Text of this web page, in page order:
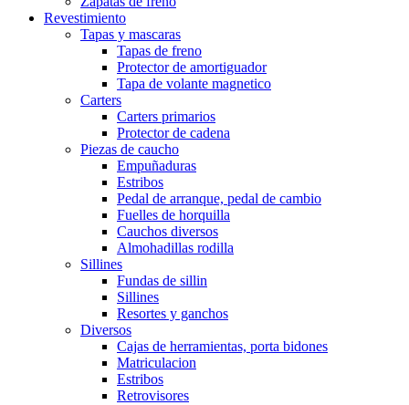
Revestimiento
Tapas y mascaras
Tapas de freno
Protector de amortiguador
Tapa de volante magnetico
Carters
Carters primarios
Protector de cadena
Piezas de caucho
Empuñaduras
Estribos
Pedal de arranque, pedal de cambio
Fuelles de horquilla
Cauchos diversos
Almohadillas rodilla
Sillines
Fundas de sillin
Sillines
Resortes y ganchos
Diversos
Cajas de herramientas, porta bidones
Matriculacion
Estribos
Retrovisores